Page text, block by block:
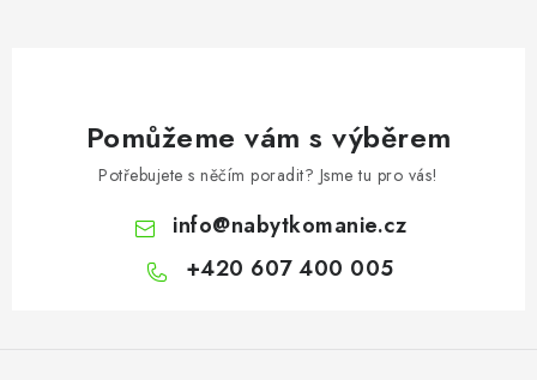
Pomůžeme vám s výběrem
Potřebujete s něčím poradit? Jsme tu pro vás!
info@nabytkomanie.cz
+420 607 400 005